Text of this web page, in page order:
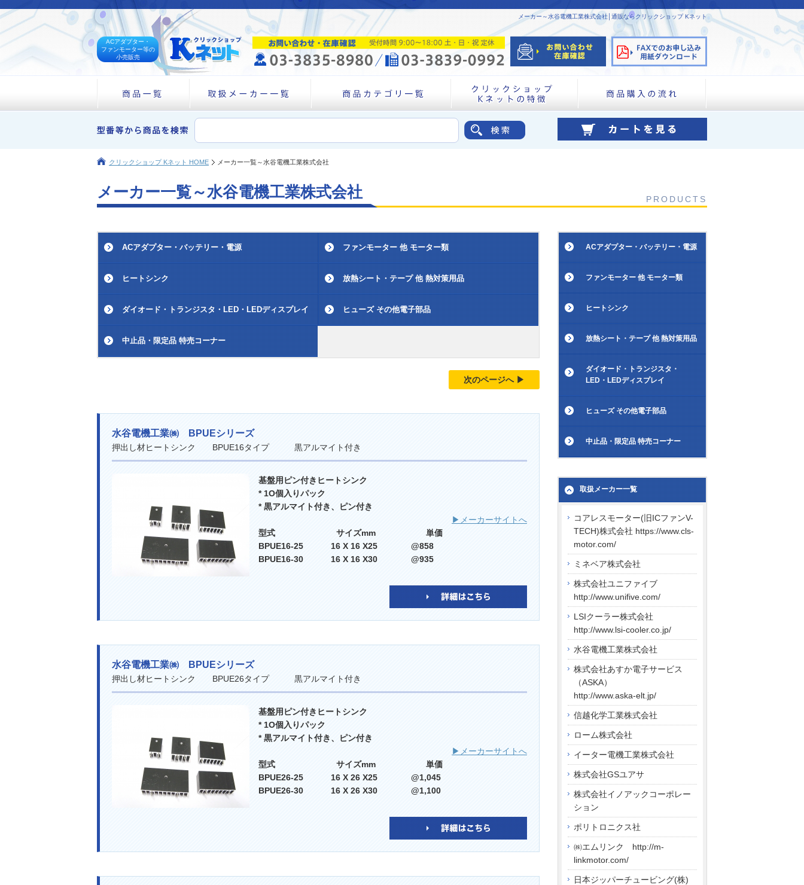
メーカー～水谷電機工業株式会社│通販ならクリックショップ Kネット
ACアダプター・
ファンモーター等の
小売販売
クリックショップ Kネット HOME メーカー一覧～水谷電機工業株式会社
メーカー一覧～水谷電機工業株式会社 PRODUCTS
ACアダプター・バッテリー・電源 ファンモーター 他 モーター類
ヒートシンク 放熱シート・テープ 他 熱対策用品
ダイオード・トランジスタ・LED・LEDディスプレイ ヒューズ その他電子部品
中止品・限定品 特売コーナー
次のページへ ▶
水谷電機工業㈱ BPUEシリーズ
押出し材ヒートシンク BPUE16タイプ 黒アルマイト付き
基盤用ピン付きヒートシンク
* 1O個入りパック
* 黒アルマイト付き、ピン付き
▶メーカーサイトへ
型式 サイズmm 単価
BPUE16-25 16 X 16 X25 @858
BPUE16-30 16 X 16 X30 @935
水谷電機工業㈱ BPUEシリーズ
押出し材ヒートシンク BPUE26タイプ 黒アルマイト付き
基盤用ピン付きヒートシンク
* 1O個入りパック
* 黒アルマイト付き、ピン付き
▶メーカーサイトへ
型式 サイズmm 単価
BPUE26-25 16 X 26 X25 @1,045
BPUE26-30 16 X 26 X30 @1,100
ACアダプター・バッテリー・電源
ファンモーター 他 モーター類
ヒートシンク
放熱シート・テープ 他 熱対策用品
ダイオード・トランジスタ・
LED・LEDディスプレイ
ヒューズ その他電子部品
中止品・限定品 特売コーナー
取扱メーカー一覧
コアレスモーター(旧ICファンV-
TECH)株式会社 https://www.cls-
motor.com/
ミネベア株式会社
株式会社ユニファイブ
http://www.unifive.com/
LSIクーラー株式会社
http://www.lsi-cooler.co.jp/
水谷電機工業株式会社
株式会社あすか電子サービス
（ASKA）
http://www.aska-elt.jp/
信越化学工業株式会社
ローム株式会社
イーター電機工業株式会社
株式会社GSユアサ
株式会社イノアックコーポレー
ション
ポリトロニクス社
㈱エムリンク http://m-
linkmotor.com/
日本ジッパーチュービング(株)